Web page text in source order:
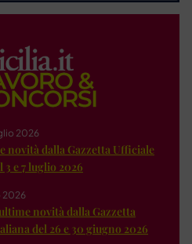
2026
novità dalla Gazzetta Ufficiale
e 7 luglio 2026
2026
novità dalla Gazzetta
del 26 e 30 giugno 2026